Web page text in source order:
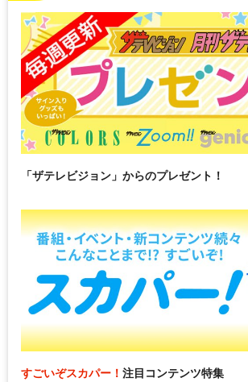
「ザテレビジョン」からのプレゼント！
すごいぞスカパー！ 注目コンテンツ特集